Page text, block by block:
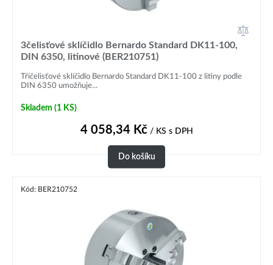
3čelisťové sklíčidlo Bernardo Standard DK11-100,
DIN 6350, litinové (BER210751)
Tříčelisťové sklíčidlo Bernardo Standard DK11-100 z litiny podle
DIN 6350 umožňuje...
Skladem (1 KS)
4 058,34Kč/ KS s DPH
Do košíku
Kód: BER210752